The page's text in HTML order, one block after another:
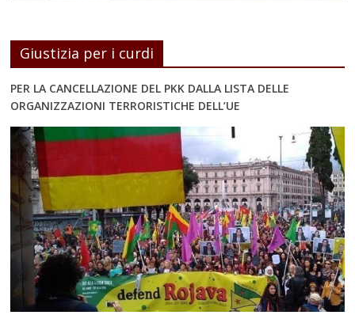
Giustizia per i curdi
PER LA CANCELLAZIONE DEL PKK DALLA LISTA DELLE
ORGANIZZAZIONI TERRORISTICHE DELL’UE